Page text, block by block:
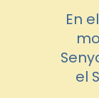
En
el